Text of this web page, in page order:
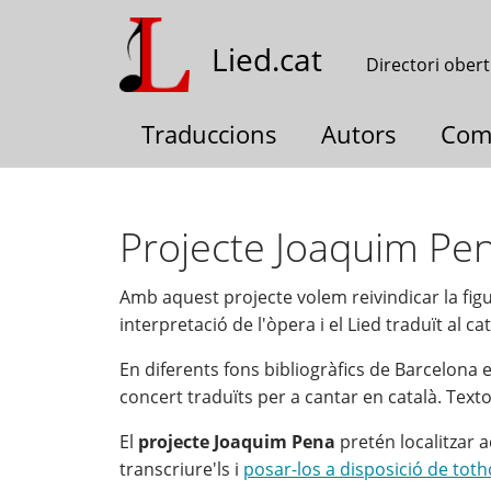
Lied.cat Directori
Traduccions Autors
Projecte Joaquim
Amb aquest projecte volem reivindicar la
interpretació de l'òpera i el Lied traduït al
En diferents fons bibliogràfics de
concert traduïts per a cantar en català.
El projecte Joaquim Pena pretén localitzar
transcriure'ls i posar-los a disposició de